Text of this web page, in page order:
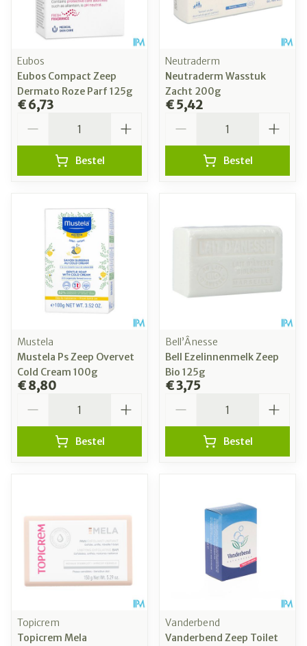
Eubos
Eubos Compact Zeep
Dermato Roze Parf 125g
€ 6,73
Bestel
Neutraderm
Neutraderm Wasstuk
Zacht 200g
€ 5,42
Bestel
Mustela
Mustela Ps Zeep Overvet
Cold Cream 100g
€ 8,80
Bestel
Bell’Ânesse
Bell Ezelinnenmelk Zeep
Bio 125g
€ 3,75
Bestel
Topicrem
Topicrem Mela
Vanderbend
Vanderbend Zeep Toilet